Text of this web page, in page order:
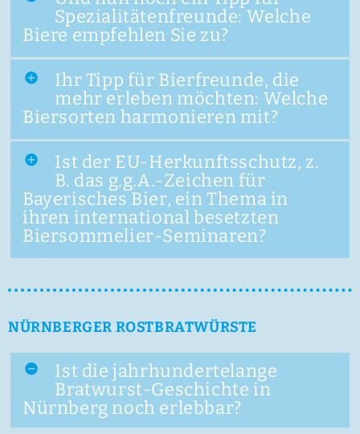
Spezialitätenfreunde: Welche
Biere empfehlen Sie zu?
Ihr Tipp für Bierfreunde, die
mehr erleben möchten: Welche
Biersorten harmonieren mit?
Ist der EU-Herkunftsschutz, z.
B. das g.g.A.-Zeichen für
Bayerisches Bier, ein Thema in
ihren international besetzten
Biersommelier-Seminaren?
NÜRNBERGER ROSTBRATWÜRSTE
Ist die jahrhundertelange
Bratwurst-Geschichte in
Nürnberg noch erlebbar?